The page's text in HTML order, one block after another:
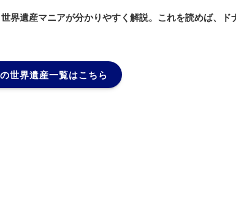
界遺産マニアが分かりやすく解説。これを読めば、ド
世界遺産一覧はこちら